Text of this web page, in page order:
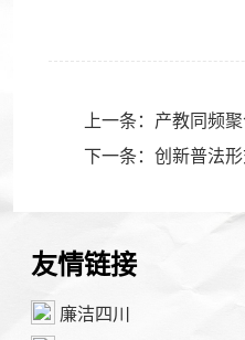
上一条：产教同频
下一条：创新普法
友情链接
廉洁四川